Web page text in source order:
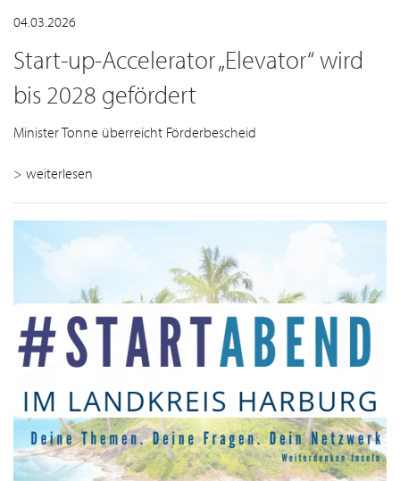
04.03.2026
Start-up-Accelerator „Elevator“ wird
bis 2028 gefördert
Minister Tonne überreicht Förderbescheid
> weiterlesen